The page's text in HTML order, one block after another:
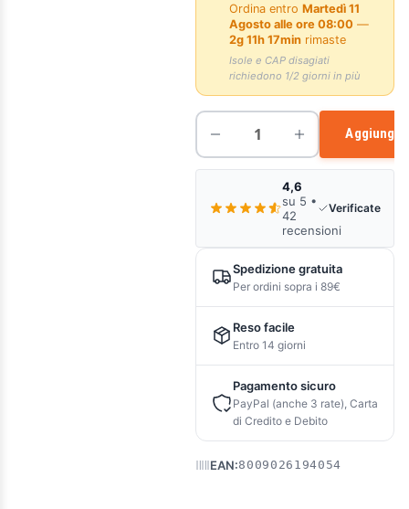
Ordina entroMartedì 11
Agosto alle ore 08:00 —
2g 11h 17min rimaste
Isole e CAP disagiati
richiedono 1/2 giorni in più
Aggiungi
4,6
su 5 •
42
recensioni
Verificate
Spedizione gratuita
Per ordini sopra i 89€
Reso facile
Entro 14 giorni
Pagamento sicuro
PayPal (anche 3 rate), Carta
di Credito e Debito
EAN:8009026194054